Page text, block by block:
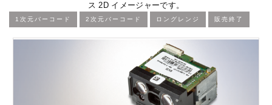
ス 2D イメージャーです。
1次元バーコード 2次元バーコード ロングレンジ 販売終了